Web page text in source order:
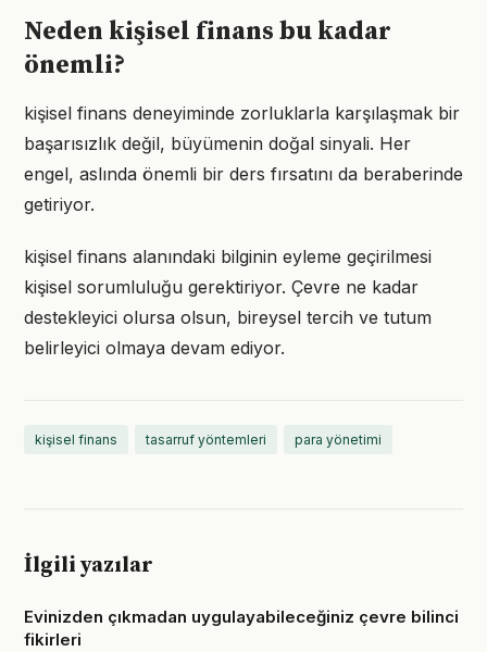
Neden kişisel finans bu kadar
önemli?
kişisel finans deneyiminde zorluklarla karşılaşmak bir
başarısızlık değil, büyümenin doğal sinyali. Her
engel, aslında önemli bir ders fırsatını da beraberinde
getiriyor.
kişisel finans alanındaki bilginin eyleme geçirilmesi
kişisel sorumluluğu gerektiriyor. Çevre ne kadar
destekleyici olursa olsun, bireysel tercih ve tutum
belirleyici olmaya devam ediyor.
kişisel finans tasarruf yöntemleri para yönetimi
İlgili yazılar
Evinizden çıkmadan uygulayabileceğiniz çevre bilinci
fikirleri